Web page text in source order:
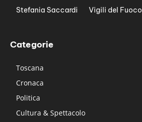
Stefania Saccardi
Vigili del Fuoco
Categorie
Toscana
Cronaca
Politica
Cultura & Spettacolo